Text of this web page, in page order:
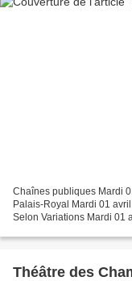
Chaînes publiques Mardi
Palais-Royal Mardi 01
Selon Variations Mardi 01
Théâtre des